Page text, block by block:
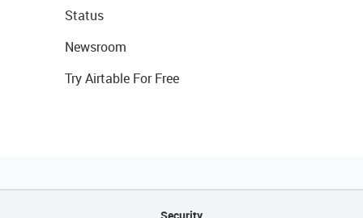
Status
Newsroom
Try Airtable For Free